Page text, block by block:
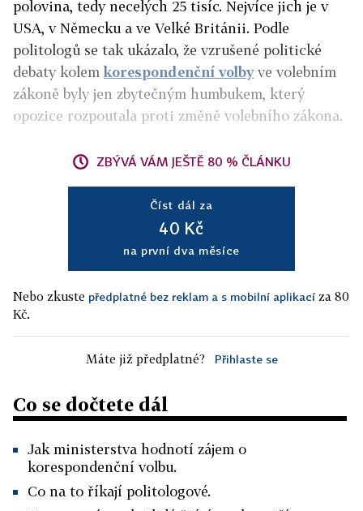
polovina, tedy necelých 25 tisíc. Nejvíce jich je v
USA, v Německu a ve Velké Británii. Podle
politologů se tak ukázalo, že vzrušené politické
debaty kolem korespondenční volbyve volebním
zákoně byly jen zbytečným humbukem, který
opozice rozpoutala proti změně volebního zákona.
ZBÝVÁ VÁM JEŠTĚ 80 % ČLÁNKU
Číst dál za
40 Kč
na první dva měsíce
Nebo zkuste předplatné bez reklam a s mobilní aplikací za 80
Kč.
Máte již předplatné? Přihlaste se
Co se dočtete dál
Jak ministerstva hodnotí zájem o
korespondenční volbu.
Co na to říkají politologové.